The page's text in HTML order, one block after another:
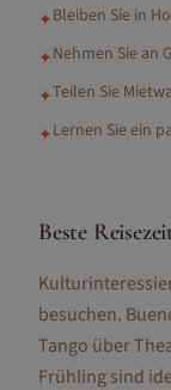
✦Bleiben Sie in
✦Nehmen Sie an
✦Teilen Sie
✦Lernen Sie ein
Beste
besuchen.
Tango über
Frühling sind